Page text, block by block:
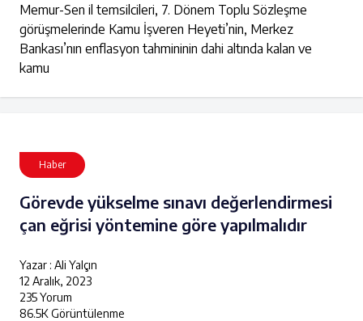
Memur-Sen il temsilcileri, 7. Dönem Toplu Sözleşme
görüşmelerinde Kamu İşveren Heyeti’nin, Merkez
Bankası’nın enflasyon tahmininin dahi altında kalan ve
kamu
Haber
Görevde yükselme sınavı değerlendirmesi
çan eğrisi yöntemine göre yapılmalıdır
Yazar : Ali Yalçın
12 Aralık, 2023
235 Yorum
86.5K Görüntülenme